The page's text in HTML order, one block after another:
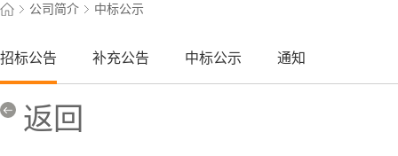
公司简介 中标公示
招标公告 补充公告 中标公示 通知
返回